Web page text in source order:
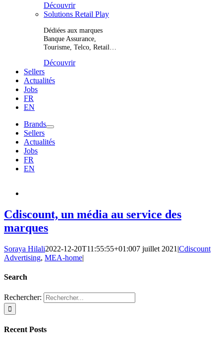
Découvrir
Solutions Retail Play
Dédiées aux marques
Banque Assurance,
Tourisme, Telco, Retail…
Découvrir
Sellers
Actualités
Jobs
FR
EN
Brands
Sellers
Actualités
Jobs
FR
EN
Cdiscount, un média au service des
marques
Soraya Hilali2022-12-20T11:55:55+01:007 juillet 2021 |Cdiscount
Advertising, MEA-home|
Search
Rechercher:
Recent Posts